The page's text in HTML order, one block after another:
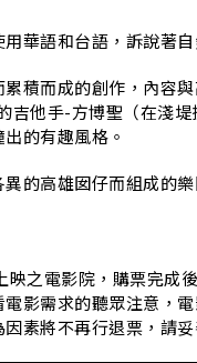
華語和台語，訴說著
積而成的創作，內容
吉他手-方博聖（在淺
的有趣風格。
的高雄囡仔而組成的樂
之電影院，購票完成
影需求的聽眾注意，
素將不再行退票，請